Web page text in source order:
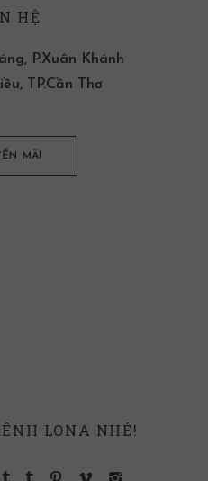
HỆ
P.Xuân Khánh
TP.Cần Thơ
MÃI
LONA NHÉ!